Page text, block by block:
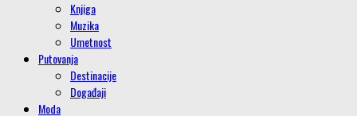
Knjiga
Muzika
Umetnost
Putovanja
Destinacije
Događaji
Moda